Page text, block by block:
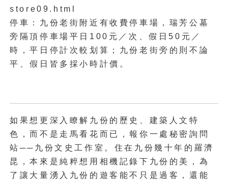
store09.html
停車：九份老街附近有收費停車場，瑞芳公墓
旁隔頂停車場平日100元／次、假日50元／
時，平日停計次較划算；九份老街旁的則不論
平、假日皆多採小時計價。
如果想更深入瞭解九份的歷史、建築人文特
色，而不是走馬看花而已，報你一處秘密詢問
站──九份文史工作室。住在九份幾十年的羅濟
昆，本來是純粹想用相機記錄下九份的美，為
了讓大量湧入九份的遊客能不只是過客，還能